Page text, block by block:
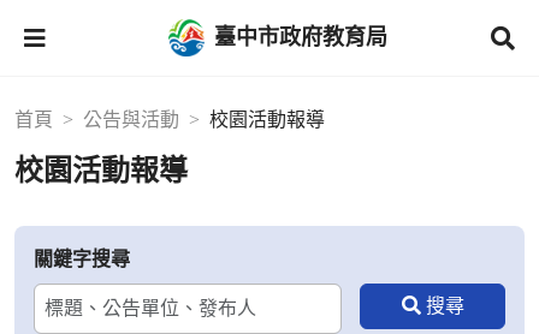
臺中市政府教育局
首頁 公告與活動 校園活動報導
校園活動報導
關鍵字搜尋